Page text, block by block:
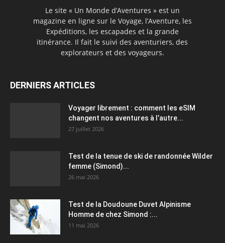
Le site « Un Monde d’Aventures » est un
magazine en ligne sur le Voyage, l’Aventure, les
Expéditions, les escapades et la grande
itinérance. Il fait le suivi des aventuriers, des
explorateurs et des voyageurs.
DERNIERS ARTICLES
Voyager librement : comment les eSIM
changent nos aventures à l’autre...
27 juillet 2026
Test de la tenue de ski de randonnée Wilder
femme (Simond)...
26 mai 2026
Test de la Doudoune Duvet Alpinisme
Homme de chez Simond :...
11 mai 2026